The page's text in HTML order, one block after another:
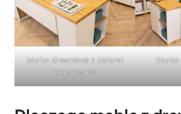
biurko drewniane z białymi
elementami
biurko